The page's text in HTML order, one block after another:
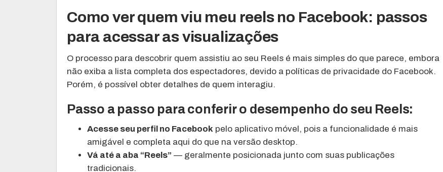
Como ver quem viu meu reels no Facebook: passos
para acessar as visualizações
O processo para descobrir quem assistiu ao seu Reels é mais simples do que parece, embora
não exiba a lista completa dos espectadores, devido a políticas de privacidade do Facebook.
Porém, é possível obter detalhes de quem interagiu.
Passo a passo para conferir o desempenho do seu Reels:
Acesse seu perfil no Facebook pelo aplicativo móvel, pois a funcionalidade é mais
amigável e completa aqui do que na versão desktop.
Vá até a aba “Reels” — geralmente posicionada junto com suas publicações
tradicionais.